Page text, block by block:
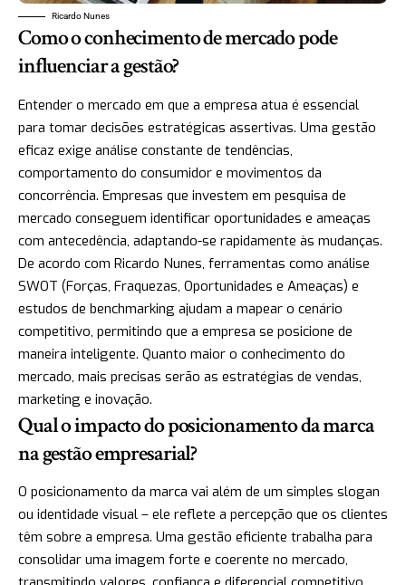
Ricardo Nunes
Como o conhecimento de mercado pode
influenciar a gestão?
Entender o mercado em que a empresa atua é essencial
para tomar decisões estratégicas assertivas. Uma gestão
eficaz exige análise constante de tendências,
comportamento do consumidor e movimentos da
concorrência. Empresas que investem em pesquisa de
mercado conseguem identificar oportunidades e ameaças
com antecedência, adaptando-se rapidamente às mudanças.
De acordo com Ricardo Nunes, ferramentas como análise
SWOT (Forças, Fraquezas, Oportunidades e Ameaças) e
estudos de benchmarking ajudam a mapear o cenário
competitivo, permitindo que a empresa se posicione de
maneira inteligente. Quanto maior o conhecimento do
mercado, mais precisas serão as estratégias de vendas,
marketing e inovação.
Qual o impacto do posicionamento da marca
na gestão empresarial?
O posicionamento da marca vai além de um simples slogan
ou identidade visual – ele reflete a percepção que os clientes
têm sobre a empresa. Uma gestão eficiente trabalha para
consolidar uma imagem forte e coerente no mercado,